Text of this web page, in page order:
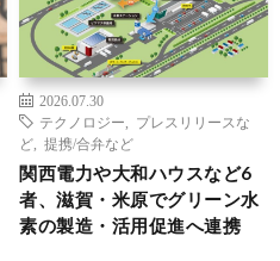
2026.07.30
テクノロジー
プレスリリースな
ど
提携/合弁など
関西電力や大和ハウスなど6
者、滋賀・米原でグリーン水
素の製造・活用促進へ連携